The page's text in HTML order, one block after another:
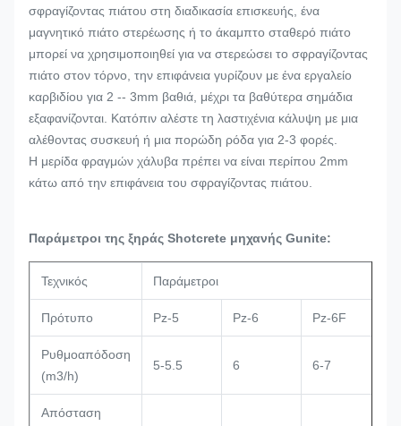
σφραγίζοντας πιάτου στη διαδικασία επισκευής, ένα
μαγνητικό πιάτο στερέωσης ή το άκαμπτο σταθερό πιάτο
μπορεί να χρησιμοποιηθεί για να στερεώσει το σφραγίζοντας
πιάτο στον τόρνο, την επιφάνεια γυρίζουν με ένα εργαλείο
καρβιδίου για 2 -- 3mm βαθιά, μέχρι τα βαθύτερα σημάδια
εξαφανίζονται. Κατόπιν αλέστε τη λαστιχένια κάλυψη με μια
αλέθοντας συσκευή ή μια πορώδη ρόδα για 2-3 φορές.
Η μερίδα φραγμών χάλυβα πρέπει να είναι περίπου 2mm
κάτω από την επιφάνεια του σφραγίζοντας πιάτου.
Παράμετροι της ξηράς Shotcrete μηχανής Gunite:
Τεχνικός Παράμετροι
Πρότυπο Pz-5 Pz-6 Pz-6F
Ρυθμοαπόδοση
(m3/h)
5-5.5 6 6-7
Απόσταση